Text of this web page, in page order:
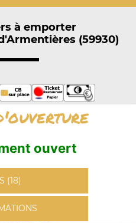
à emporter
(59930)
ouvert
(18)